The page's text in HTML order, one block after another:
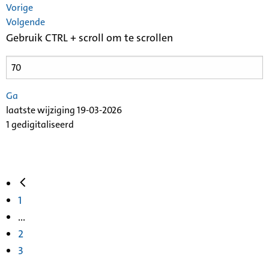
Vorige
Volgende
Gebruik CTRL + scroll om te scrollen
Ga
laatste wijziging 19-03-2026
1 gedigitaliseerd
1
...
2
3